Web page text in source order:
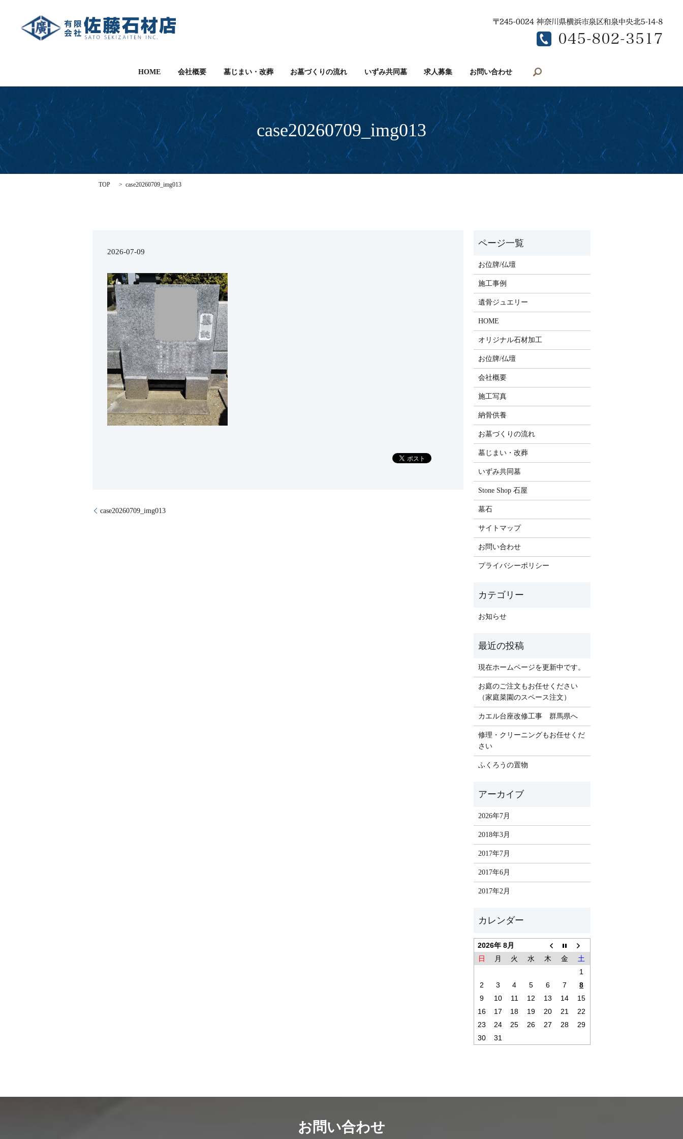
HOME 会社概要 墓じまい・改葬 お墓づくりの流れ いずみ共同墓 求人募集 お問い合わせ
case20260709_img013
TOP case20260709_img013
2026-07-09
case20260709_img013
お位牌/仏壇
施工事例
遺骨ジュエリー
HOME
オリジナル石材加工
お位牌/仏壇
会社概要
施工写真
納骨供養
お墓づくりの流れ
墓じまい・改葬
いずみ共同墓
Stone Shop 石屋
墓石
サイトマップ
お問い合わせ
プライバシーポリシー
お知らせ
現在ホームページを更新中です。
お庭のご注文もお任せください
（家庭菜園のスペース注文）
カエル台座改修工事 群馬県へ
修理・クリーニングもお任せくだ
さい
ふくろうの置物
2026年7月
2018年3月
2017年7月
2017年6月
2017年2月
2026年 8月
日
月 火 水 木 金
土
1
2
3 4 5 6 7
8
9
10 11 12 13 14
15
16
17 18 19 20 21
22
23
24 25 26 27 28
29
30
31
お問い合わせ